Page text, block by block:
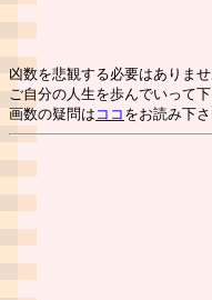
凶数を悲観する必要はありま
ご自分の人生を歩んでいって下
画数の疑問は ココ をお読み下さ